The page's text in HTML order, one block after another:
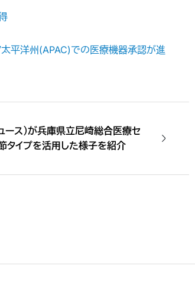
平洋州(APAC)での医療機器承認が進
ース）が兵庫県立尼崎総合医療セ
タイプを活用した様子を紹介